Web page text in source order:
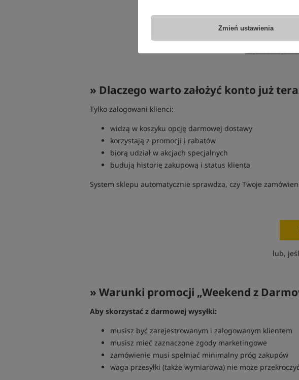
Zmień ustawienia
» Dlaczego warto założyć konto już
Tylko zalogowani klienci:
widzą w koszyku opcję darmowej dostawy
korzystają z promocji i rabatów
biorą udział w akcjach specjalnych
budują historię zakupową i status klienta
System sklepu automatycznie sprawdza, czy Twoje
lub,
» Warunki promocji „Weekend z
Aby skorzystać z darmowej wysyłki:
musisz być zarejestrowanym i zalogowanym klientem
musisz mieć zaznaczone zgody marketingowe
zamówienie musi spełniać minimalny próg zakupów
waga przesyłki (także wymiarowa) nie może przekroczyć